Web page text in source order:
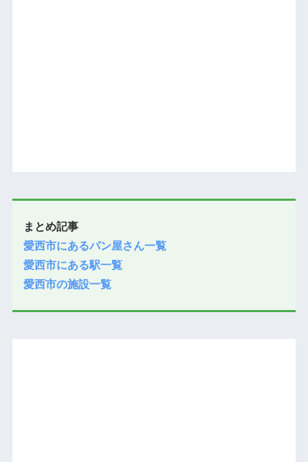
まとめ記事
愛西市にあるパン屋さん一覧
愛西市にある駅一覧
愛西市の施設一覧